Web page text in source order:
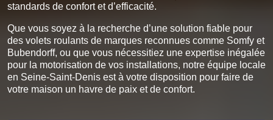
standards de confort et d’efficacité.
Que vous soyez à la recherche d’une solution fiable pour
des volets roulants de marques reconnues comme Somfy et
Bubendorff, ou que vous nécessitiez une expertise inégalée
pour la motorisation de vos installations, notre équipe locale
en Seine-Saint-Denis est à votre disposition pour faire de
votre maison un havre de paix et de confort.